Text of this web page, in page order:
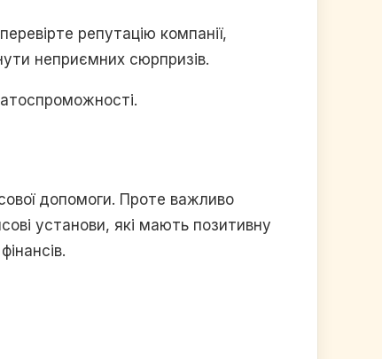
репутацію компанії,
неприємних сюрпризів.
допомоги. Проте важливо
установи, які мають позитивну